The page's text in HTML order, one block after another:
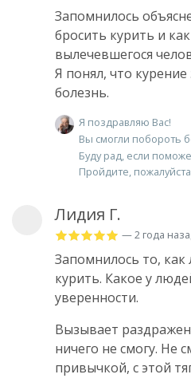
Запомнилось
бросить курить и
вылечевшегося
Я понял, что
болезнь.
Я поздравляю Вас!
Вы смогли побороть
Буду рад, если
Пройдите,
Лидия Г.
— 2 года
Запомнилось то,
курить. Какое у
уверенности.
Вызывает
ничего не смогу. Не
привычкой, с этой